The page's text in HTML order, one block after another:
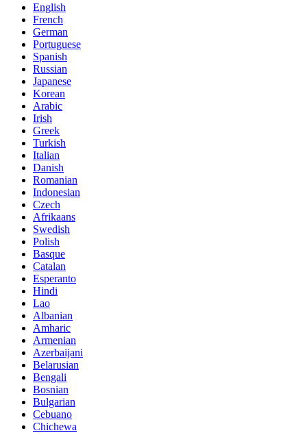
English
French
German
Portuguese
Spanish
Russian
Japanese
Korean
Arabic
Irish
Greek
Turkish
Italian
Danish
Romanian
Indonesian
Czech
Afrikaans
Swedish
Polish
Basque
Catalan
Esperanto
Hindi
Lao
Albanian
Amharic
Armenian
Azerbaijani
Belarusian
Bengali
Bosnian
Bulgarian
Cebuano
Chichewa